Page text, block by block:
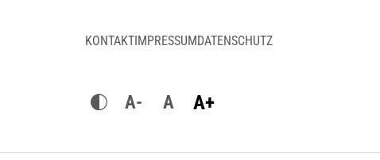
KONTAKTIMPRESSUMDATENSCHUTZ
A- A A+